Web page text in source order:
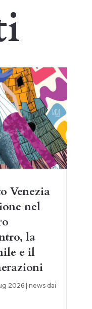
Venezia
nel
la
e il
2026| news dai